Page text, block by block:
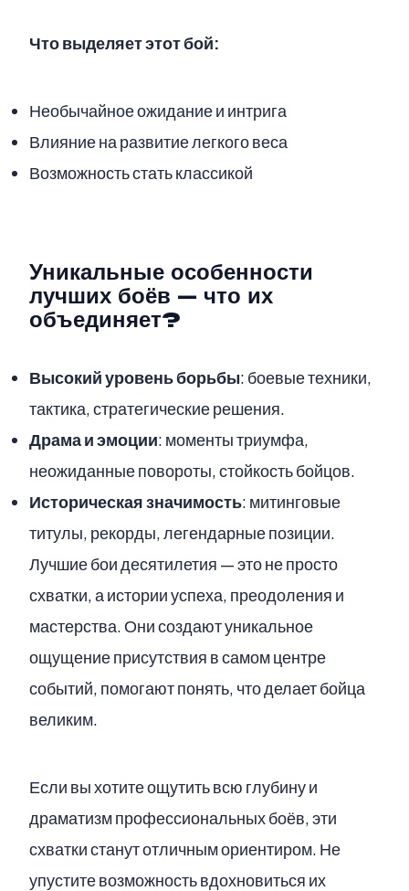
Что выделяет этот бой:
Необычайное ожидание и интрига
Влияние на развитие легкого веса
Возможность стать классикой
Уникальные особенности
лучших боёв — что их
объединяет?
Высокий уровень борьбы: боевые техники,
тактика, стратегические решения.
Драма и эмоции: моменты триумфа,
неожиданные повороты, стойкость бойцов.
Историческая значимость: митинговые
титулы, рекорды, легендарные позиции.
Лучшие бои десятилетия — это не просто
схватки, а истории успеха, преодоления и
мастерства. Они создают уникальное
ощущение присутствия в самом центре
событий, помогают понять, что делает бойца
великим.
Если вы хотите ощутить всю глубину и
драматизм профессиональных боёв, эти
схватки станут отличным ориентиром. Не
упустите возможность вдохновиться их